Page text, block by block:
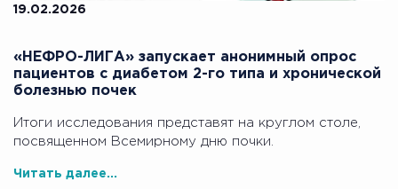
19.02.2026
«НЕФРО-ЛИГА» запускает анонимный опрос
пациентов с диабетом 2-го типа и хронической
болезнью почек
Итоги исследования представят на круглом столе,
посвященном Всемирному дню почки.
Читать далее...